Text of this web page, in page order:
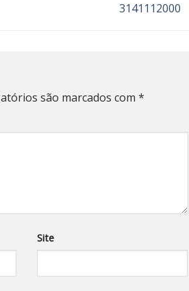
3141112000
são marcados com *
Site